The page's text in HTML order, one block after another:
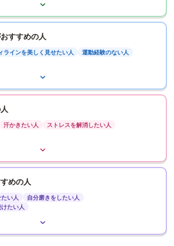
すすめの人
ラインを美しく見せたい人 運動経験のない人
汗かきたい人 ストレスを解消したい人
めの人
い人
自分磨きをしたい人
たい人